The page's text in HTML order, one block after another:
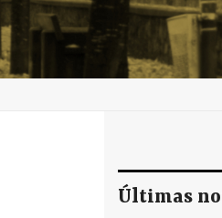
Últimas